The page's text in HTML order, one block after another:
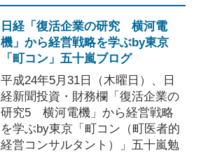
日経「復活企業の研究 横河電
機」から経営戦略を学ぶby東京
「町コン」五十嵐ブログ
平成24年5月31日（木曜日）、日
経新聞投資・財務欄「復活企業の
研究5 横河電機」から経営戦略
を学ぶby東京「町コン（町医者的
経営コンサルタント）」五十嵐勉